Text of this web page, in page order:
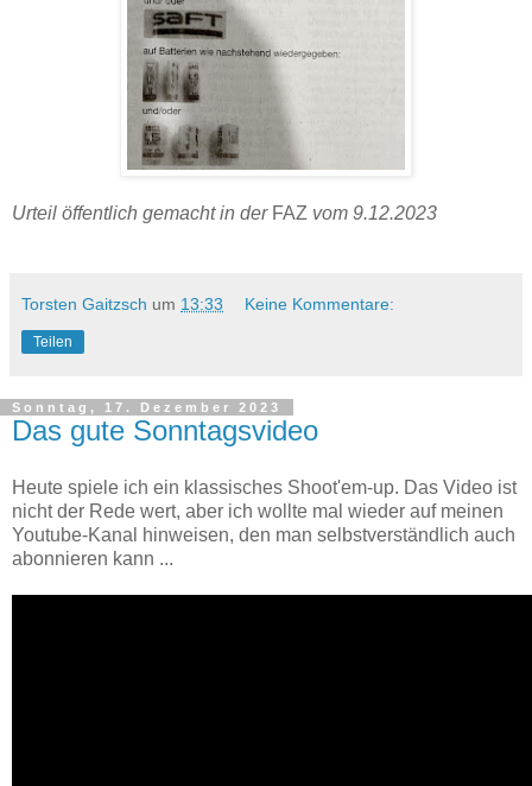
Urteil öffentlich gemacht in der FAZ vom 9.12.2023
Torsten Gaitzsch um 13:33 Keine Kommentare:
Teilen
Sonntag, 17. Dezember 2023
Das gute Sonntagsvideo
Heute spiele ich ein klassisches Shoot'em-up. Das Video ist
nicht der Rede wert, aber ich wollte mal wieder auf meinen
Youtube-Kanal hinweisen, den man selbstverständlich auch
abonnieren kann ...